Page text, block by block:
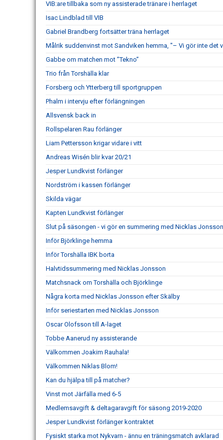
VIB:are tillbaka som ny assisterade tränare i herrlaget
Isac Lindblad till VIB
Gabriel Brandberg fortsätter träna herrlaget
Målrik suddenvinst mot Sandviken hemma, "– Vi gör inte det
Gabbe om matchen mot ”Tekno”
Trio från Torshälla klar
Forsberg och Ytterberg till sportgruppen
Phalm i intervju efter förlängningen
Allsvensk back in
Rollspelaren Rau förlänger
Liam Pettersson krigar vidare i vitt
Andreas Wisén blir kvar 20/21
Jesper Lundkvist förlänger
Nordström i kassen förlänger
Skilda vägar
Kapten Lundkvist förlänger
Slut på säsongen - vi gör en summering med Nicklas Jonsson
Inför Björklinge hemma
Inför Torshälla IBK borta
Halvtidssummering med Nicklas Jonsson
Matchsnack om Torshälla och Björklinge
Några korta med Nicklas Jonsson efter Skälby
Inför seriestarten med Nicklas Jonsson
Oscar Olofsson till A-laget
Tobbe Aanerud ny assisterande
Välkommen Joakim Rauhala!
Välkommen Niklas Blom!
Kan du hjälpa till på matcher?
Vinst mot Järfälla med 6-5
Medlemsavgift & deltagaravgift för säsong 2019-2020
Jesper Lundkvist förlänger kontraktet
Fysiskt starka mot Nykvarn - ännu en träningsmatch avklarad